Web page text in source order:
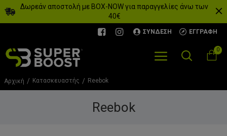
Δωρεάν αποστολή με BOX-NOW για παραγγελίες άνω των
40€
ΣΎΝΔΕΣΗ ΕΓΓΡΑΦΉ
0
Αρχική Κατασκευαστής Reebok
Reebok